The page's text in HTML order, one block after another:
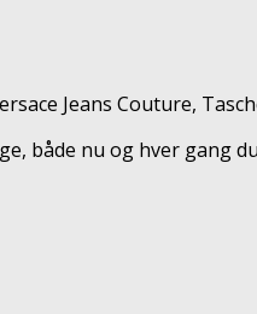
Jeans Couture,
både nu og hver gang